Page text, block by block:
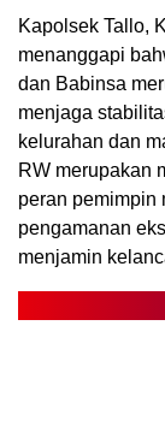
Kapolsek Tallo,
menanggapi
dan Babinsa
menjaga
kelurahan dan
RW merupakan
peran pemimpin
pengamanan
menjamin